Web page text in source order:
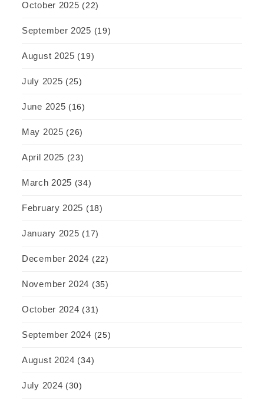
October 2025 (22)
September 2025 (19)
August 2025 (19)
July 2025 (25)
June 2025 (16)
May 2025 (26)
April 2025 (23)
March 2025 (34)
February 2025 (18)
January 2025 (17)
December 2024 (22)
November 2024 (35)
October 2024 (31)
September 2024 (25)
August 2024 (34)
July 2024 (30)